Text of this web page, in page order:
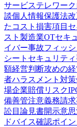
サービステレワーク
談個人情報保護法
たコスト 損害項目
スト 製造業OTセキ
イバー事故フィッ
シート セキュリテ
額経営判断攻めの経
者ハラスメント対策
場企業賠償リスク
備善管注意義務請求
訟目論見書開示意
ドバイス確認ポイン